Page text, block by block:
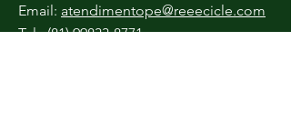
Email: atendimentope@reeecicle.com
Tel.: (81) 99833-8771